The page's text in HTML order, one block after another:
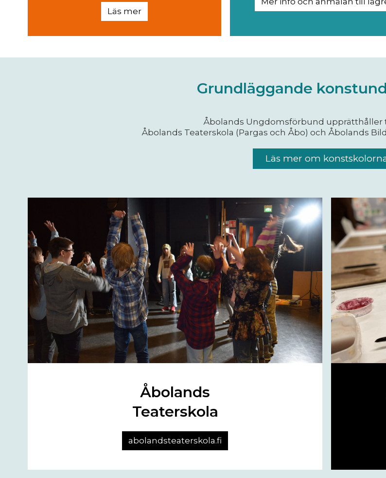
Läs mer
Grundläggande
Åbolands Ungdomsförbund upprätthåller
Åbolands Teaterskola (Pargas och Åbo) och Åbolands
Läs mer om
Åbolands
Teaterskola
abolandsteaterskola.fi